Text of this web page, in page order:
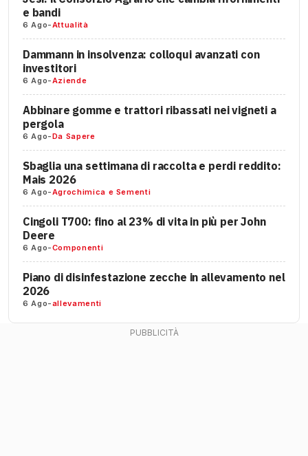
e bandi
6 Ago-Attualità
Dammann in insolvenza: colloqui avanzati con
investitori
6 Ago-Aziende
Abbinare gomme e trattori ribassati nei vigneti a
pergola
6 Ago-Da Sapere
Sbaglia una settimana di raccolta e perdi reddito:
Mais 2026
6 Ago-Agrochimica e Sementi
Cingoli T700: fino al 23% di vita in più per John
Deere
6 Ago-Componenti
Piano di disinfestazione zecche in allevamento nel
2026
6 Ago-allevamenti